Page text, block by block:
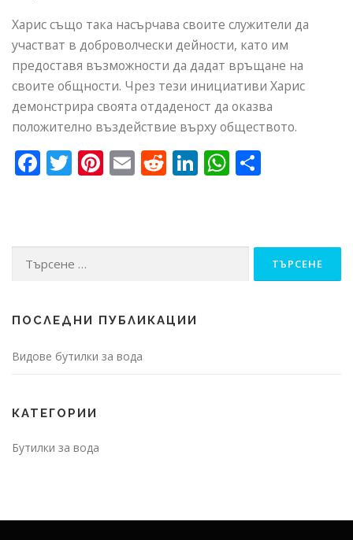
Харис също така насърчава своите служители да
участват в доброволчески дейности, като им
предоставя възможности да дадат връщане на
своите общности. Чрез тези инициативи Харис
демонстрира своята отдаденост да оказва
положително въздействие върху обществото.
Facebook
Twitter
Pinterest
EmailReddit
LinkedIn
WhatsApp
Търсене
ПОСЛЕДНИ ПУБЛИКАЦИИ
Видове бутилки за вода
КАТЕГОРИИ
Бутилки за вода